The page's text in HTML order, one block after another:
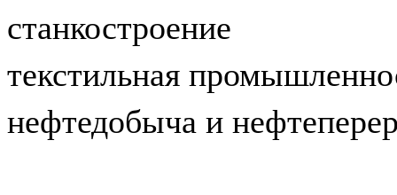
станкостроение
текстильная
нефтедобыча и